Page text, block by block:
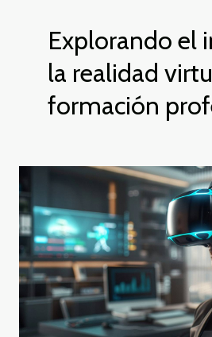
Explorando el
la realidad
formación